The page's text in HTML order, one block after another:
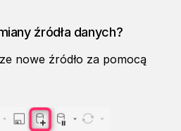
źródła danych?
nowe źródło za pomocą